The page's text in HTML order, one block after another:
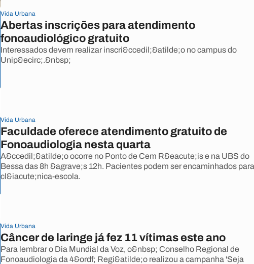
Vida Urbana
Abertas inscrições para atendimento
fonoaudiológico gratuito
Interessados devem realizar inscri&ccedil;&atilde;o no campus do
Unip&ecirc;.&nbsp;
Vida Urbana
Faculdade oferece atendimento gratuito de
Fonoaudiologia nesta quarta
A&ccedil;&atilde;o ocorre no Ponto de Cem R&eacute;is e na UBS do
Bessa das 8h &agrave;s 12h. Pacientes podem ser encaminhados para
cl&iacute;nica-escola.
Vida Urbana
Câncer de laringe já fez 11 vítimas este ano
Para lembrar o Dia Mundial da Voz, o&nbsp; Conselho Regional de
Fonoaudiologia da 4&ordf; Regi&atilde;o realizou a campanha 'Seja